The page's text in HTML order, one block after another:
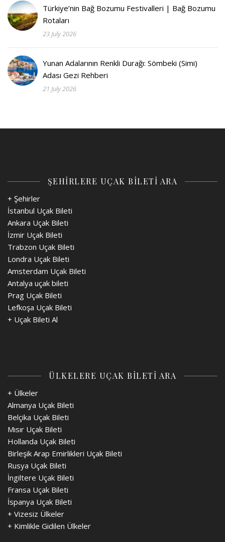
Türkiye’nin Bağ Bozumu Festivalleri | Bağ Bozumu
Rotaları
23 July 2026
Yunan Adalarının Renkli Durağı: Sömbeki (Simi)
Adası Gezi Rehberi
21 July 2026
ŞEHİRLERE UÇAK BİLETİ ARA
+ Şehirler
İstanbul Uçak Bileti
Ankara Uçak Bileti
İzmir Uçak Bileti
Trabzon Uçak Bileti
Londra Uçak Bileti
Amsterdam Uçak Bileti
Antalya uçak bileti
Prag Uçak Bileti
Lefkoşa Uçak Bileti
+ Uçak Bileti Al
ÜLKELERE UÇAK BİLETİ ARA
+ Ülkeler
Almanya Uçak Bileti
Belçika Uçak Bileti
Mısır Uçak Bileti
Hollanda Uçak Bileti
Birleşik Arap Emirlikleri Uçak Bileti
Rusya Uçak Bileti
İngiltere Uçak Bileti
Fransa Uçak Bileti
İspanya Uçak Bileti
+ Vizesiz Ülkeler
+ Kimlikle Gidilen Ülkeler